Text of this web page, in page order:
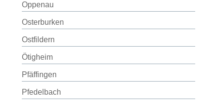
Oppenau
Osterburken
Ostfildern
Ötigheim
Pfäffingen
Pfedelbach